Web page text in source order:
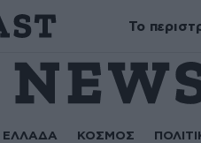
ΕΛΛΑΔΑ ΚΟΣΜΟΣ
Το